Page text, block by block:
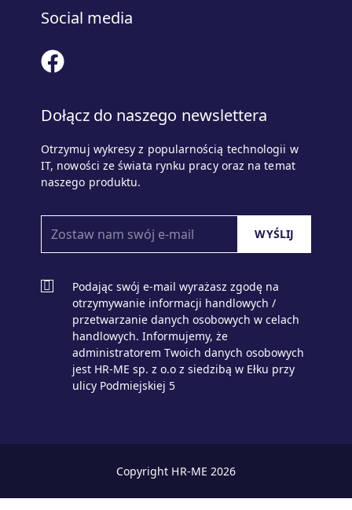
dla biznesu
Social media
Dołącz do naszego newslettera
Otrzymuj wykresy z popularnością technologii w
IT, nowości ze świata rynku pracy oraz na temat
naszego produktu.
Podając swój e-mail wyrażasz zgodę na
otrzymywanie informacji handlowych /
przetwarzanie danych osobowych w celach
handlowych. Informujemy, że
administratorem Twoich danych osobowych
jest HR-ME sp. z o.o z siedzibą w Ełku przy
ulicy Podmiejskiej 5
Copyright HR-ME 2026